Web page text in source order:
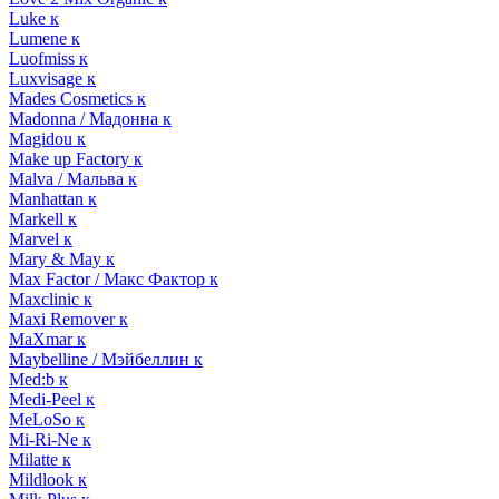
Luke к
Lumene к
Luofmiss к
Luxvisage к
Mades Cosmetics к
Madonna / Мадонна к
Magidou к
Make up Factory к
Malva / Мальва к
Manhattan к
Markell к
Marvel к
Mary & May к
Max Factor / Макс Фактор к
Maxclinic к
Maxi Remover к
MaXmar к
Maybelline / Мэйбеллин к
Med:b к
Medi-Peel к
MeLoSo к
Mi-Ri-Ne к
Milatte к
Mildlook к